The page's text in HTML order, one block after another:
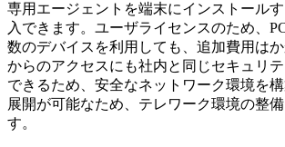
専用エージェントを端末にインストール
入できます。ユーザライセンスのため、
数のデバイスを利用しても、追加費用は
からのアクセスにも社内と同じセキュリ
できるため、安全なネットワーク環境を
展開が可能なため、テレワーク環境の整
す。